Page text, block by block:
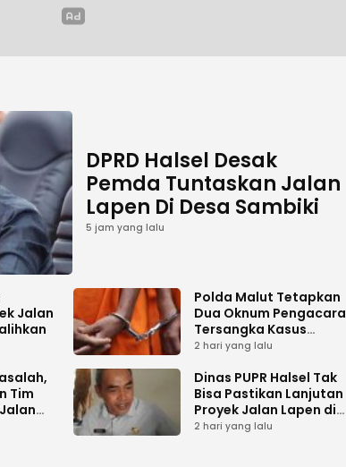
DPRD Halsel Desak
Pemda Tuntaskan Jalan
Lapen Di Desa Sambiki
5 jam yang lalu
Jalan
Polda Malut Tetapkan
Dua Oknum Pengacara
Tersangka Kasus
Pemalsuan Dokumen
2 hari yang lalu
Tim
Dinas PUPR Halsel Tak
Bisa Pastikan Lanjutan
Proyek Jalan Lapen di
Desa Sambiki
2 hari yang lalu